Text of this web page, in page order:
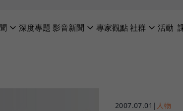
深度專題 影音新聞 專家觀點社群 活動
2007.07.01 | 人物